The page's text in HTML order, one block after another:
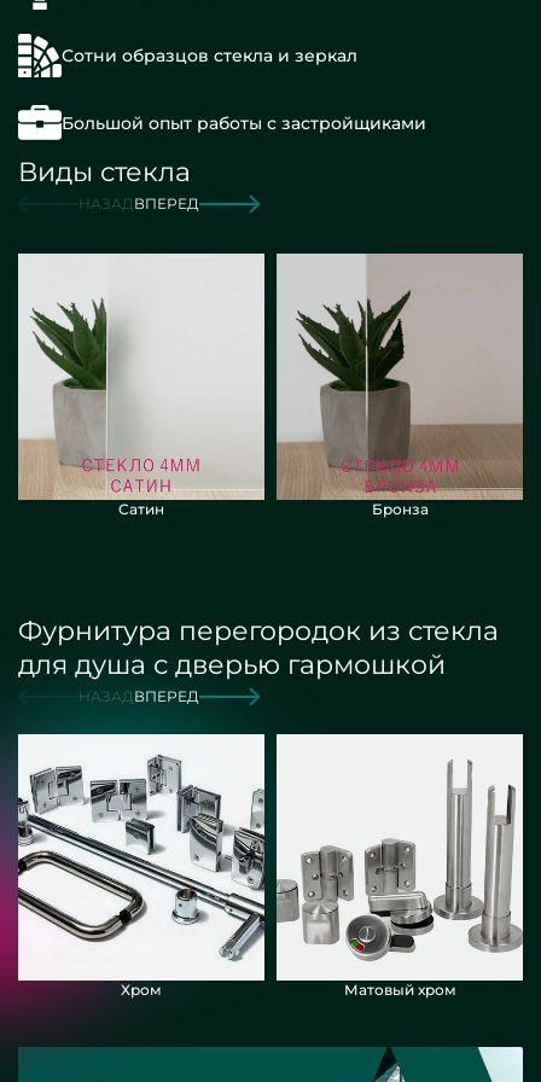
Сотни образцов стекла и зеркал
Большой опыт работы с застройщиками
Виды стекла
НАЗАДВПЕРЕД
Сатин Бронза
Фурнитура перегородок из стекла
для душа с дверью гармошкой
НАЗАДВПЕРЕД
Хром Матовый хром